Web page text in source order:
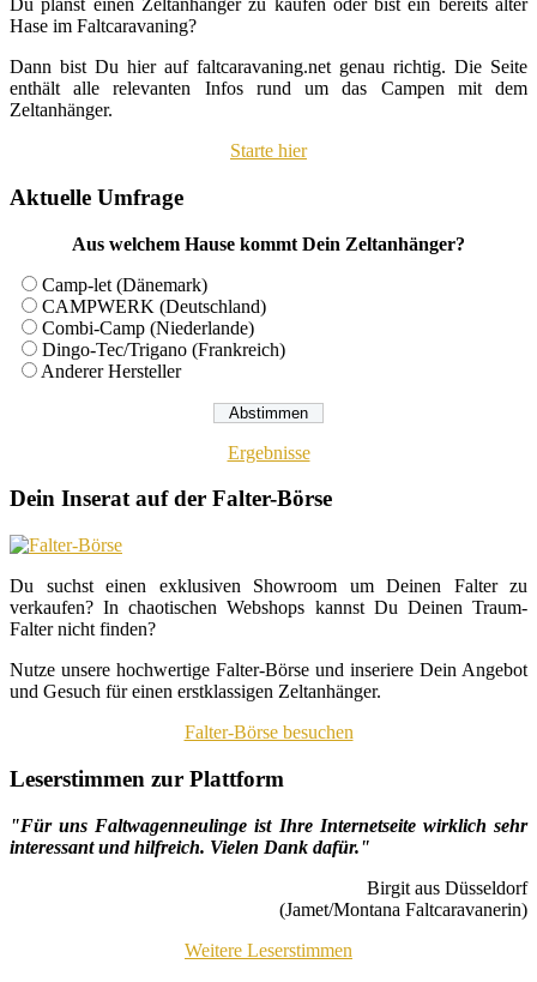
Du planst einen Zeltanhänger zu kaufen oder bist ein bereits alter
Hase im Faltcaravaning?
Dann bist Du hier auf faltcaravaning.net genau richtig. Die Seite
enthält alle relevanten Infos rund um das Campen mit dem
Zeltanhänger.
Starte hier
Aktuelle Umfrage
Aus welchem Hause kommt Dein Zeltanhänger?
Camp-let (Dänemark)
CAMPWERK (Deutschland)
Combi-Camp (Niederlande)
Dingo-Tec/Trigano (Frankreich)
Anderer Hersteller
Ergebnisse
Dein Inserat auf der Falter-Börse
Du suchst einen exklusiven Showroom um Deinen Falter zu
verkaufen? In chaotischen Webshops kannst Du Deinen Traum-
Falter nicht finden?
Nutze unsere hochwertige Falter-Börse und inseriere Dein Angebot
und Gesuch für einen erstklassigen Zeltanhänger.
Falter-Börse besuchen
Leserstimmen zur Plattform
"Für uns Faltwagenneulinge ist Ihre Internetseite wirklich sehr
interessant und hilfreich. Vielen Dank dafür."
Birgit aus Düsseldorf
(Jamet/Montana Faltcaravanerin)
Weitere Leserstimmen